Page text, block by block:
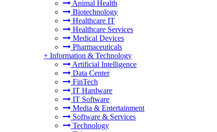
Animal Health
Biotechnology
Healthcare IT
Healthcare Services
Medical Devices
Pharmaceuticals
+ Information & Technology
Artificial Intelligence
Data Center
FinTech
IT Hardware
IT Software
Media & Entertainment
Software & Services
Technology